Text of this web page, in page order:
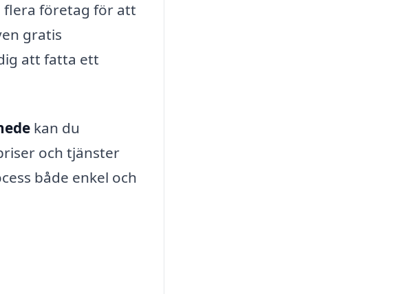
flera företag för att
gratis
att fatta ett
kan du
och tjänster
både enkel och